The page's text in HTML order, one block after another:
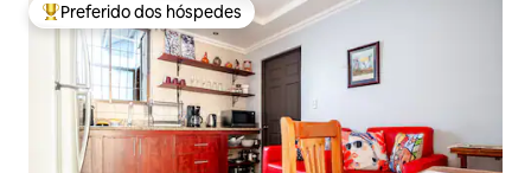
Entre os melhores preferidos dos hóspedes
Preferido dos hóspedes